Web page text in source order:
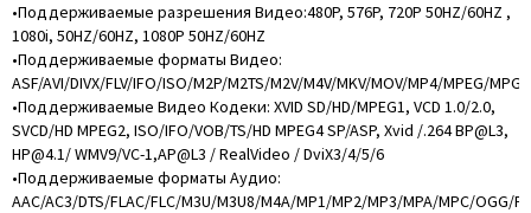
•Поддерживаемые разрешения Видео:480P, 576P, 720P 50HZ/60HZ ,
1080i, 50HZ/60HZ, 1080P 50HZ/60HZ
•Поддерживаемые форматы Видео:
ASF/AVI/DIVX/FLV/IFO/ISO/M2P/M2TS/M2V/M4V/MKV/MOV/MP4/MPEG/
•Поддерживаемые Видео Кодеки: XVID SD/HD/MPEG1, VCD 1.0/2.0,
SVCD/HD MPEG2, ISO/IFO/VOB/TS/HD MPEG4 SP/ASP, Xvid /.264 BP@L3,
HP@4.1/ WMV9/VC-1,AP@L3 / RealVideo / DviX3/4/5/6
•Поддерживаемые форматы Аудио:
AAC/AC3/DTS/FLAC/FLC/M3U/M3U8/M4A/MP1/MP2/MP3/MPA/MPC/OGG/